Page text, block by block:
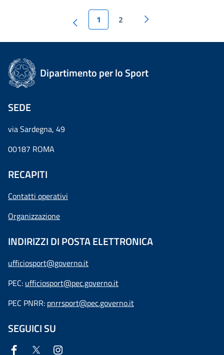
1 2
Dipartimento per lo Sport
SEDE
via Sardegna, 49
00187 ROMA
RECAPITI
Contatti operativi
Organizzazione
INDIRIZZI DI POSTA ELETTRONICA
ufficiosport@governo.it
PEC: ufficiosport@pec.governo.it
PEC PNRR: pnrrsport@pec.governo.it
SEGUICI SU